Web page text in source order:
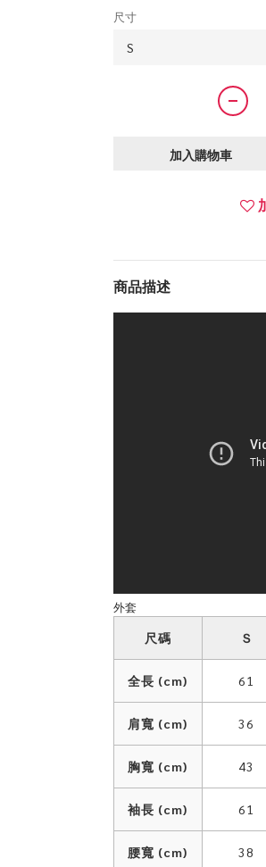
尺寸
加入購物車
商品描述
外套
尺碼 Ｓ
全長 (cm) 61
肩寬 (cm) 36
胸寬 (cm) 43
袖長 (cm) 61
腰寬 (cm) 38